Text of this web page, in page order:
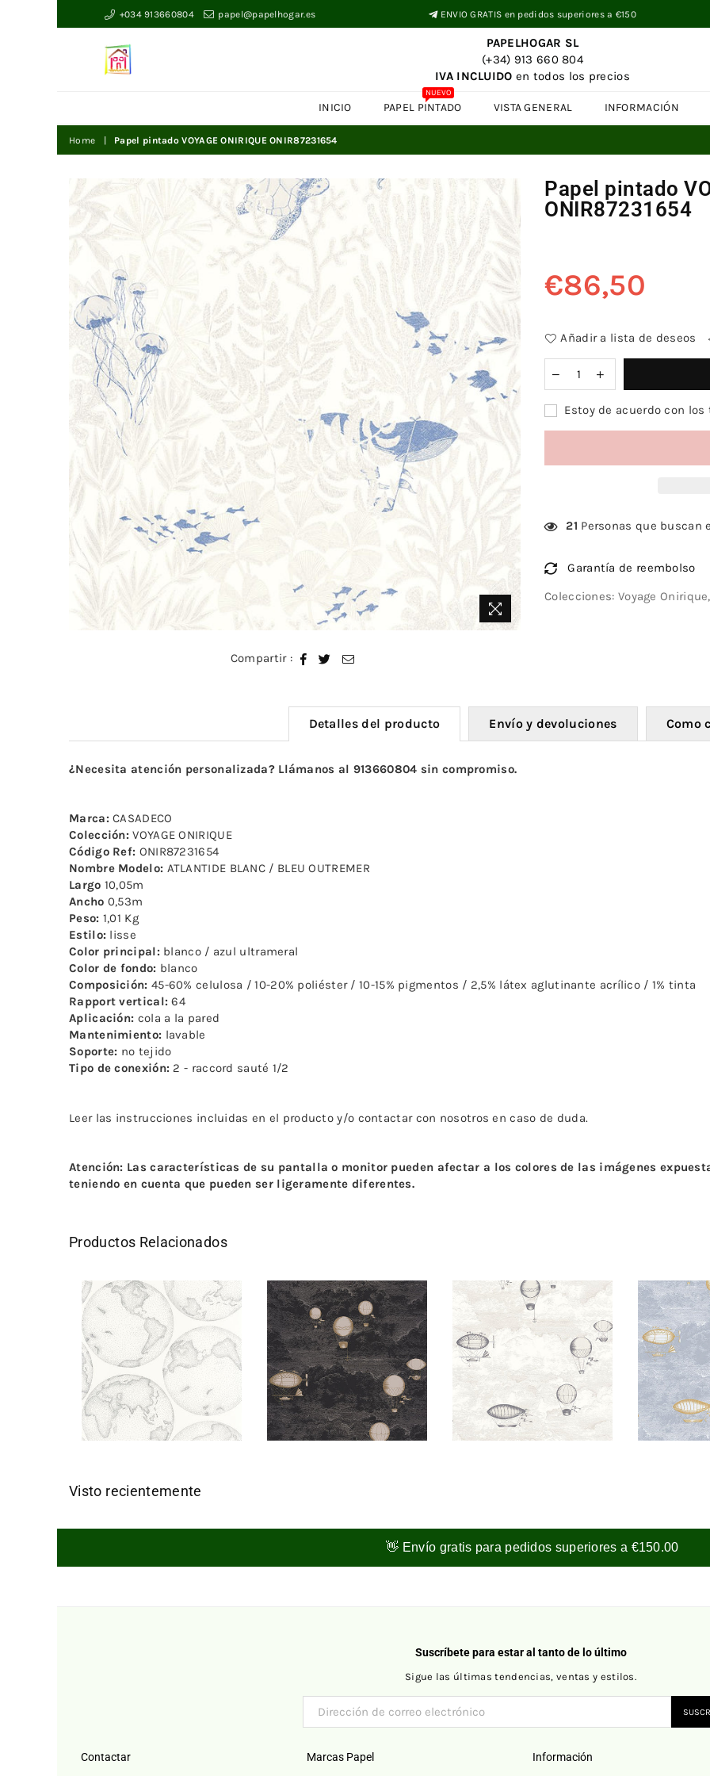
+034 913660804 papel@papelhogar.es ENVIO GRATIS en pedidos superiores a €150
PAPELHOGAR SL
(+34) 913 660 804
IVA INCLUIDO en todos los precios
INICIO PAPEL PINTADO
NUEVO
VISTA GENERAL INFORMACIÓN
Home Papel pintado VOYAGE ONIRIQUE ONIR87231654
Compartir :
Papel pintado
ONIR87231654
Precio
€86,50
Añadir a lista de deseos
Estoy de acuerdo con
21 Personas que buscan
Garantía de reembolso
Colecciones: Voyage Onirique,
Detalles del producto Envío y devoluciones Como
¿Necesita atención personalizada? Llámanos al 913660804 sin compromiso.
Marca:CASADECO
Colección:VOYAGE ONIRIQUE
Código Ref: ONIR87231654
Nombre Modelo: ATLANTIDE BLANC / BLEU OUTREMER
Largo 10,05m
Ancho 0,53m
Peso: 1,01 Kg
Estilo: lisse
Color principal: blanco / azul ultrameral
Color de fondo: blanco
Composición: 45-60% celulosa / 10-20% poliéster / 10-15% pigmentos / 2,5% látex aglutinante acrílico / 1% tinta
Rapport vertical:64
Aplicación: cola a la pared
Mantenimiento: lavable
Soporte: no tejido
Tipo de conexión: 2 - raccord sauté 1/2
Leer las instrucciones incluidas en el producto y/o contactar con nosotros en caso de duda.
Atención: Las características de su pantalla o monitor pueden afectar a los colores de las imágenes
teniendo en cuenta que pueden ser ligeramente diferentes.
Productos Relacionados
Visto recientemente
👋 Envío gratis para pedidos superiores a €150.00
Suscríbete para estar al tanto de lo último
Sigue las últimas tendencias, ventas y estilos.
Contactar Marcas Papel Información